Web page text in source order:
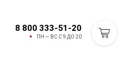
8 800 333-51-20
ПН — ВС С 9 ДО 20